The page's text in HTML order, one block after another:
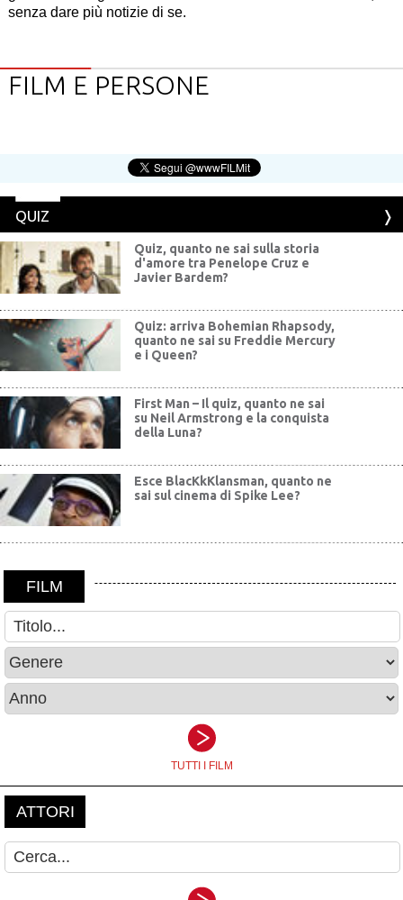
senza dare più notizie di se.
FILM E PERSONE
QUIZ
Quiz, quanto ne sai sulla storia
d'amore tra Penelope Cruz e
Javier Bardem?
Quiz: arriva Bohemian Rhapsody,
quanto ne sai su Freddie Mercury
e i Queen?
First Man – Il quiz, quanto ne sai
su Neil Armstrong e la conquista
della Luna?
Esce BlacKkKlansman, quanto ne
sai sul cinema di Spike Lee?